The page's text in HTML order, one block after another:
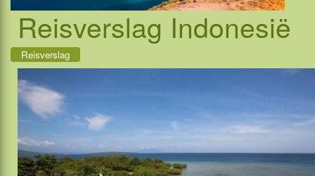
Reisverslag Indonesië
Reisverslag